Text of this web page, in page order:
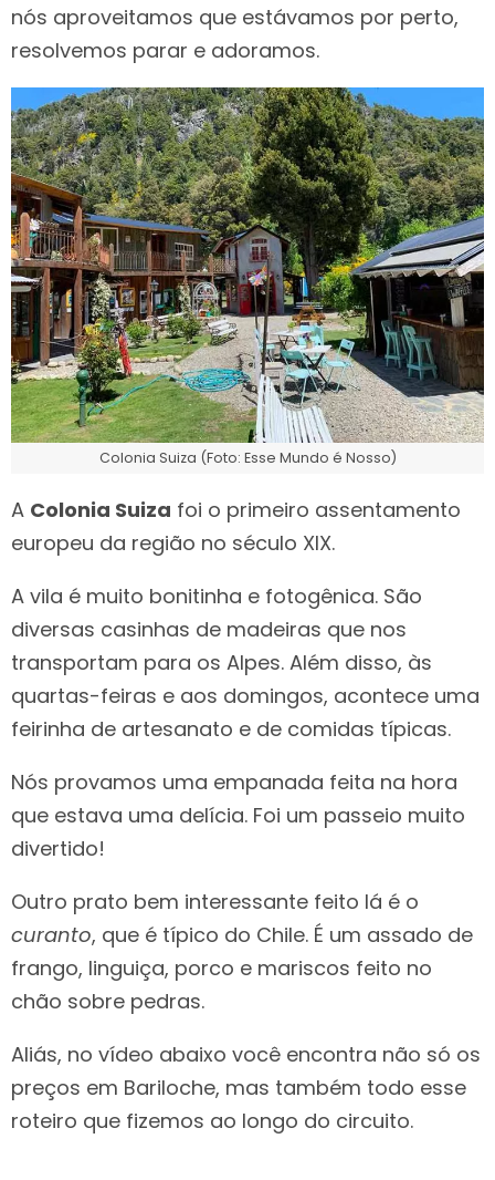
nós aproveitamos que estávamos por perto,
resolvemos parar e adoramos.
Colonia Suiza (Foto: Esse Mundo é Nosso)
A Colonia Suiza foi o primeiro assentamento
europeu da região no século XIX.
A vila é muito bonitinha e fotogênica. São
diversas casinhas de madeiras que nos
transportam para os Alpes. Além disso, às
quartas-feiras e aos domingos, acontece uma
feirinha de artesanato e de comidas típicas.
Nós provamos uma empanada feita na hora
que estava uma delícia. Foi um passeio muito
divertido!
Outro prato bem interessante feito lá é o
curanto, que é típico do Chile. É um assado de
frango, linguiça, porco e mariscos feito no
chão sobre pedras.
Aliás, no vídeo abaixo você encontra não só os
preços em Bariloche, mas também todo esse
roteiro que fizemos ao longo do circuito.